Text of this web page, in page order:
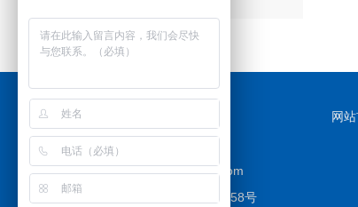
网
邮箱：3036384897@qq.com
地址：上海市宝山区三阳路58号